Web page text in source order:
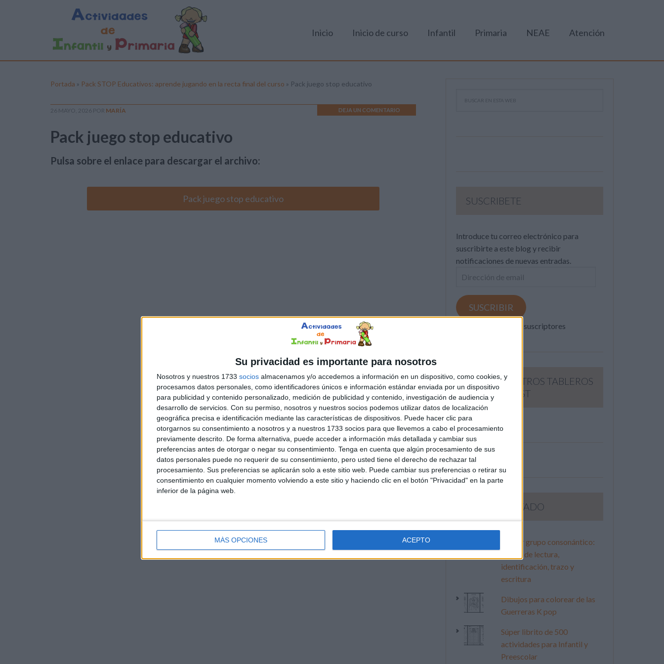
Su privacidad es importante para nosotros
Nosotros y nuestros 1733 socios almacenamos y/o accedemos a información en un dispositivo, como cookies, y
procesamos datos personales, como identificadores únicos e información estándar enviada por un dispositivo
para publicidad y contenido personalizado, medición de publicidad y contenido, investigación de audiencia y
desarrollo de servicios. Con su permiso, nosotros y nuestros socios podemos utilizar datos de localización
geográfica precisa e identificación mediante las características de dispositivos. Puede hacer clic para
otorgarnos su consentimiento a nosotros y a nuestros 1733 socios para que llevemos a cabo el procesamiento
previamente descrito. De forma alternativa, puede acceder a información más detallada y cambiar sus
preferencias antes de otorgar o negar su consentimiento. Tenga en cuenta que algún procesamiento de sus
datos personales puede no requerir de su consentimiento, pero usted tiene el derecho de rechazar tal
procesamiento. Sus preferencias se aplicarán solo a este sitio web. Puede cambiar sus preferencias o retirar su
consentimiento en cualquier momento volviendo a este sitio y haciendo clic en el botón "Privacidad" en la parte
inferior de la página web.
MÁS OPCIONES ACEPTO
Inicio Inicio de curso Infantil Primaria NEAE Atención
Portada » Pack STOP Educativos: aprende jugando en la recta final del curso » Pack juego stop educativo
26 MAYO, 2026 POR MARÍA DEJA UN COMENTARIO
Pack juego stop educativo
Pulsa sobre el enlace para descargar el archivo:
Pack juego stop educativo SUSCRIBETE
Introduce tu correo electrónico para
suscribirte a este blog y recibir
notificaciones de nuevas entradas.
Dirección
email
SUSCRIBIR
Únete a otros 371K suscriptores
SIGUE NUESTROS TABLEROS
EN PINTEREST
LO MÁS VISITADO
Primer grupo consonántico:
Fichas de lectura,
identificación, trazo y
escritura
Dibujos para colorear de las
Guerreras K pop
Súper librito de 500
actividades para Infantil y
Preescolar